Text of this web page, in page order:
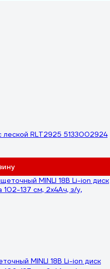
леской RLT2925 5133002924
MINLI 18В Li-ion диск